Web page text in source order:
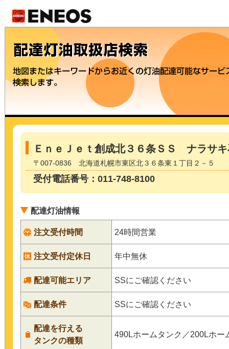
ＥｎｅＪｅｔ創成北３６条ＳＳ ナラサ
〒007-0836 北海道札幌市東区北３６条東１丁目２－５
受付電話番号：011-748-8100
配達灯油情報
注文受付時間 24時間営業
注文受付定休日 年中無休
配達可能エリア SSにご確認ください
配達条件 SSにご確認ください
配達を行える
タンクの種類
490Lホームタンク／200Lホー